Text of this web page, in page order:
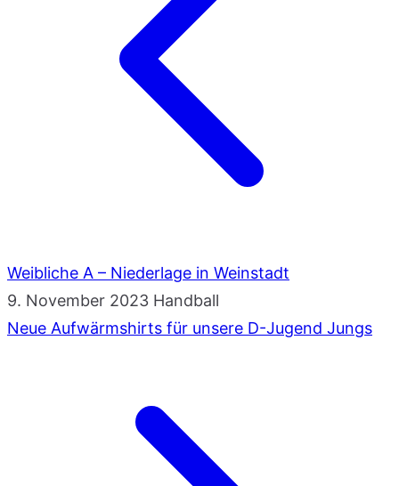
Weibliche A – Niederlage in Weinstadt
9. November 2023 Handball
Neue Aufwärmshirts für unsere D-Jugend Jungs